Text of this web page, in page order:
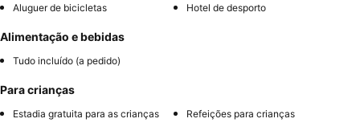
Aluguer de bicicletas Hotel de desporto
Alimentação e bebidas
Tudo incluído (a pedido)
Para crianças
Estadia gratuita para as crianças Refeições para crianças